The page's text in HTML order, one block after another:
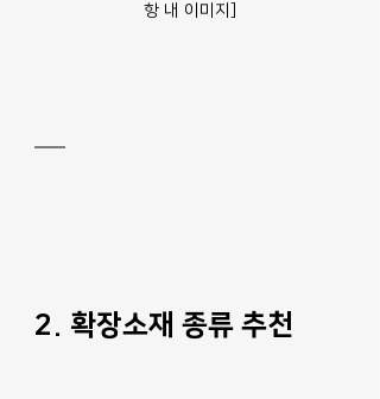
항 내 이미지]
2. 확장소재 종류 추천